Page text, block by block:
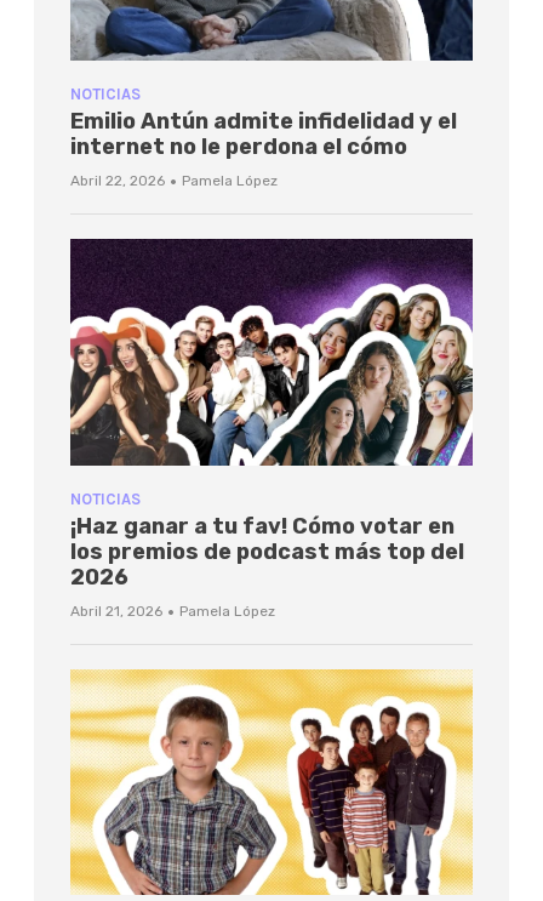
NOTICIAS
Emilio Antún admite infidelidad y el
internet no le perdona el cómo
Abril 22, 2026 · Pamela López
NOTICIAS
¡Haz ganar a tu fav! Cómo votar en
los premios de podcast más top del
2026
Abril 21, 2026 · Pamela López